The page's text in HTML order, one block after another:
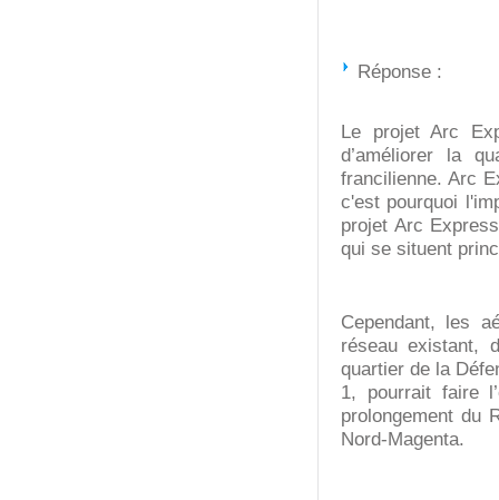
Réponse :
Le projet Arc
d’améliorer la
francilienne. Arc
c'est pourquoi
projet Arc
qui se situent
Cependant, les
réseau existant,
quartier de la
1, pourrait faire
prolongement du
Nord-Magenta.